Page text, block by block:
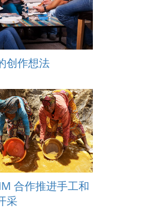
创作想法
合作推进手工和
采